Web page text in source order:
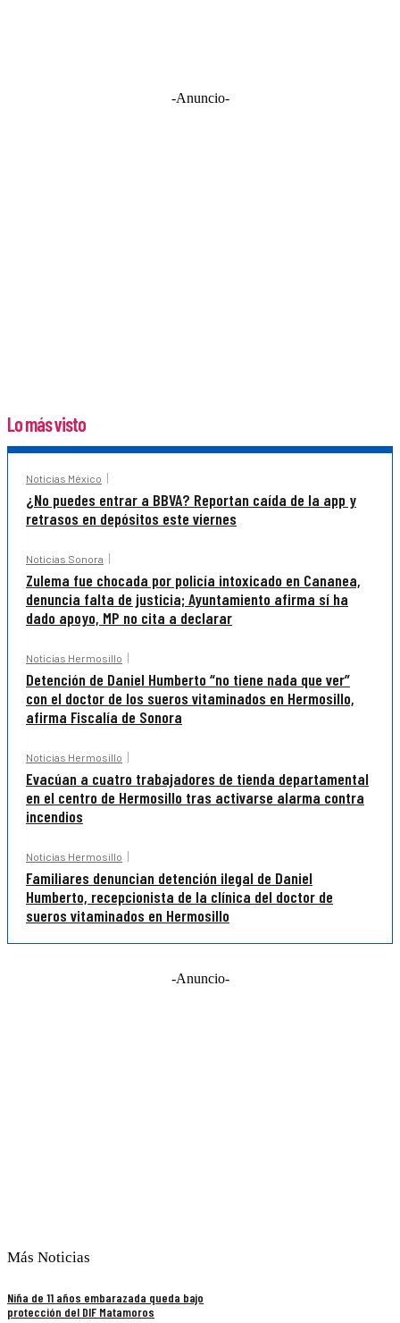
-Anuncio-
Lo más visto
Noticias México
¿No puedes entrar a BBVA? Reportan caída de la app y
retrasos en depósitos este viernes
Noticias Sonora
Zulema fue chocada por policía intoxicado en Cananea,
denuncia falta de justicia; Ayuntamiento afirma sí ha
dado apoyo, MP no cita a declarar
Noticias Hermosillo
Detención de Daniel Humberto “no tiene nada que ver”
con el doctor de los sueros vitaminados en Hermosillo,
afirma Fiscalía de Sonora
Noticias Hermosillo
Evacúan a cuatro trabajadores de tienda departamental
en el centro de Hermosillo tras activarse alarma contra
incendios
Noticias Hermosillo
Familiares denuncian detención ilegal de Daniel
Humberto, recepcionista de la clínica del doctor de
sueros vitaminados en Hermosillo
-Anuncio-
Más Noticias
Niña de 11 años embarazada queda bajo
protección del DIF Matamoros